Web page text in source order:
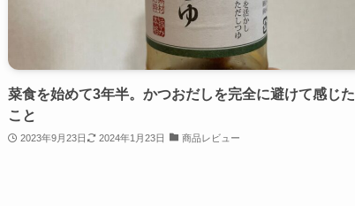
菜食を始めて3年半。かつおだしを完全に避けて感じた
こと
2023年9月23日 2024年1月23日 商品レビュー